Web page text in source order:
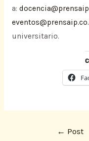
a:
universitario.
← Post